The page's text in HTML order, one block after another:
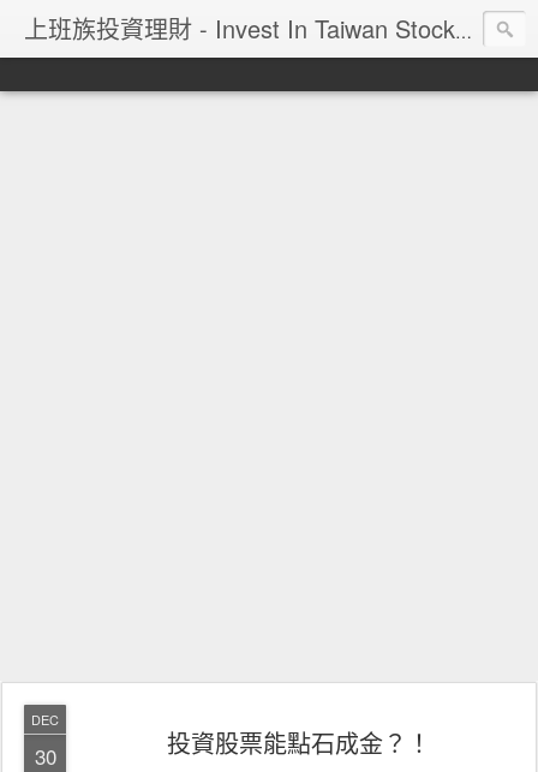
上班族投資理財 - Invest In Taiwan Stock Market
DEC
30 投資股票能點石成金？！